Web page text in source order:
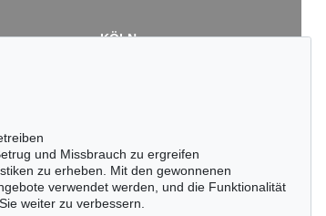
KÖLN
infokoeln@kettererkunst.de
und Missbrauch zu ergreifen
zu erheben. Mit den gewonnenen
verwendet werden, und die Funktionalität
weiter zu verbessern.